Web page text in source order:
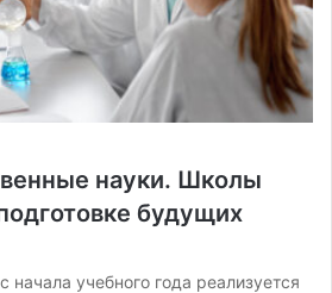
науки. Школы
будущих
начала учебного года реализуется